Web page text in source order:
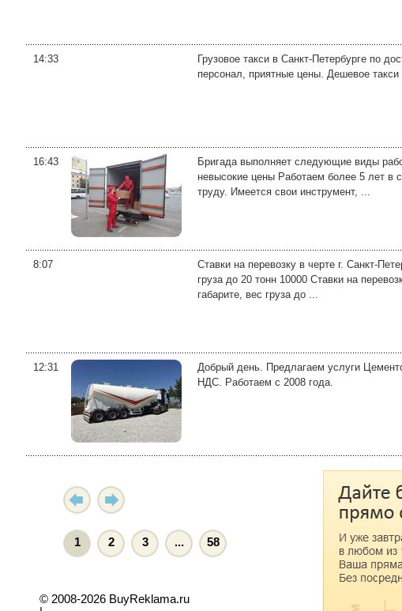
14:33
Грузовое такси в Санкт-Петербурге по
персонал, приятные цены. Дешевое
16:43
Бригада выполняет следующие виды
невысокие цены Работаем более 5 лет в
труду. Имеется свои инструмент, ...
8:07
Ставки на перевозку в черте г. Санкт-
груза до 20 тонн 10000 Ставки на
габарите, вес груза до ...
12:31
Добрый день. Предлагаем услуги
НДС. Работаем с 2008 года.
1 2 3 ... 58
© 2008-2026 BuyReklama.ru